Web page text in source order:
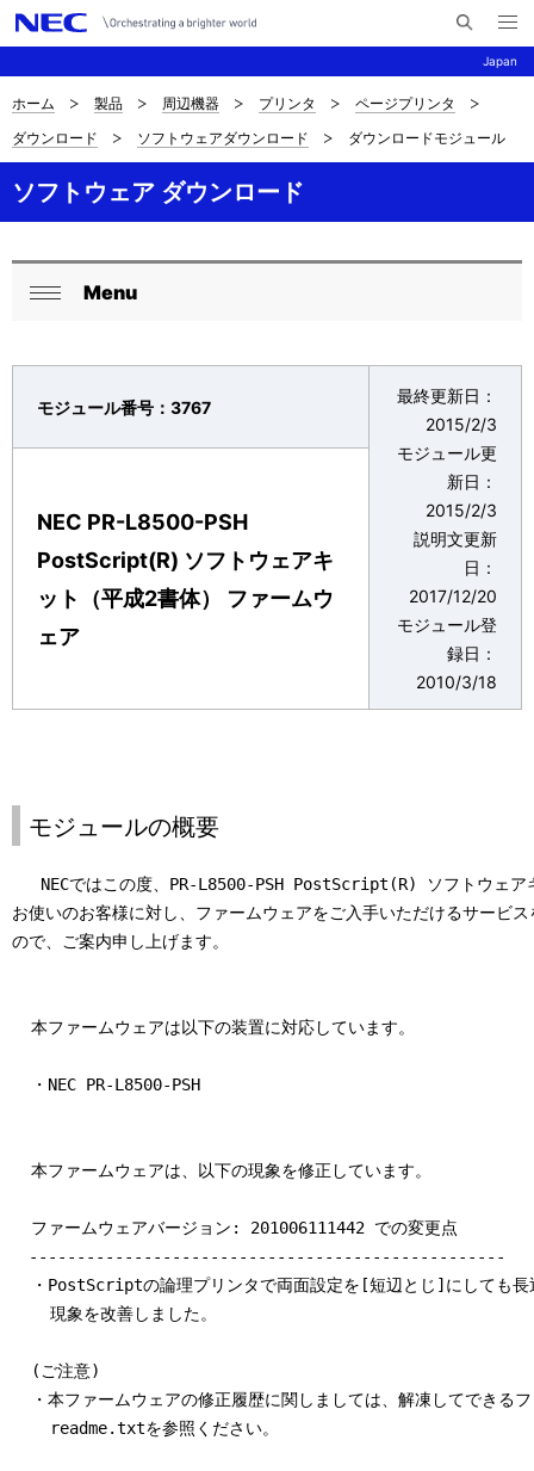
Japan
イ
検
メ
ニ
ュ
く
ナ
ビ
ゲ
ー
シ
サ
イ
ト
の
在
す
ホーム 製品 周辺機器 プリンタ
ページプリンタ
ダウンロード
ソフトウェアダウンロード ダウンロードモジュール
ソフトウェア ダウンロード
ロ
Menu
モジュール番号：3767
最終更新日：
2015/2/3
モジュール更
新日：
2015/2/3
説明文更新
日：
2017/12/20
モジュール登
録日：
2010/3/18
NEC PR-L8500-PSH
PostScript(R) ソフトウェアキ
ット（平成2書体） ファームウ
ェア
モジュールの概要
NECではこの度、PR-L8500-PSH PostScript(R) ソフトウェア
お使いのお客様に対し、ファームウェアをご入手いただけるサービ
ので、ご案内申し上げます。
  本ファームウェアは以下の装置に対応しています。
  ・NEC PR-L8500-PSH
  本ファームウェアは、以下の現象を修正しています。
  ファームウェアバージョン: 201006111442 での変更点
--------------------------------------------------
・PostScriptの論理プリンタで両面設定を[短辺とじ]にしても長
    現象を改善しました。
  (ご注意)
・本ファームウェアの修正履歴に関しましては、解凍してできる
    readme.txtを参照ください。